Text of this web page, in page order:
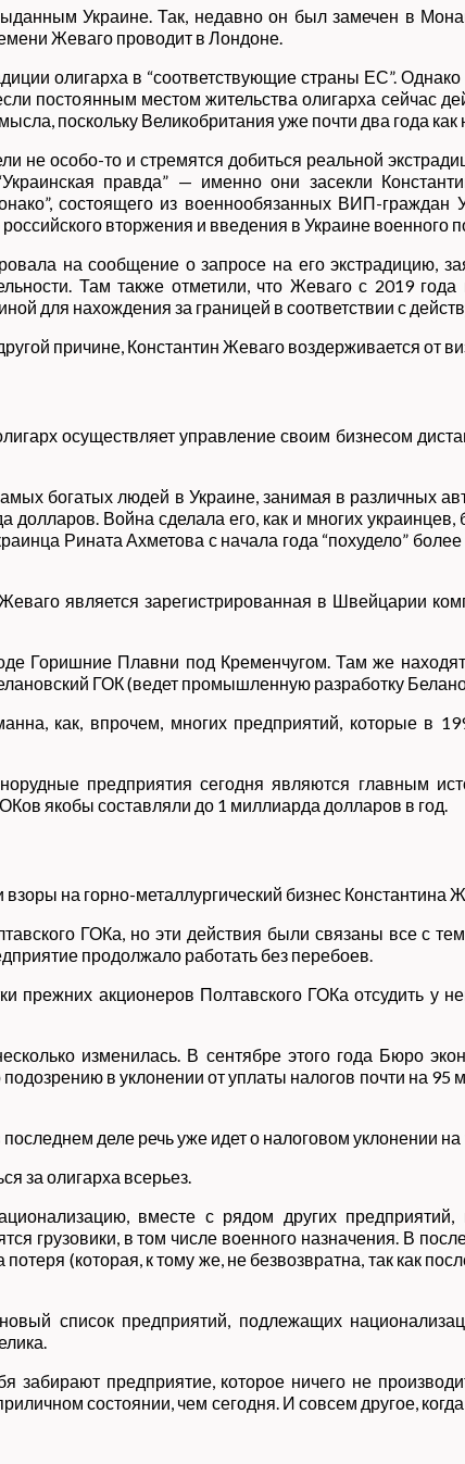
Украине. Так, недавно он был замечен в
Жеваго проводит в Лондоне.
олигарха в “соответствующие страны ЕС”.
постоянным местом жительства олигарха сейчас
поскольку Великобритания уже почти два года
не особо-то и стремятся добиться реальной
правда” — именно они засекли
состоящего из военнообязанных ВИП-
российского вторжения и введения в Украине
на сообщение о запросе на его экстрадицию,
Там также отметили, что Жеваго с 2019
для нахождения за границей в соответствии с
причине, Константин Жеваго воздерживается от
осуществляет управление своим бизнесом
богатых людей в Украине, занимая в различных
Война сделала его, как и многих
Рината Ахметова с начала года “похудело”
является зарегистрированная в Швейцарии
Горишние Плавни под Кременчугом. Там же
ГОК (ведет промышленную разработку
как, впрочем, многих предприятий, которые в
предприятия сегодня являются главным
якобы составляли до 1 миллиарда долларов в год.
на горно-металлургический бизнес Константина
ГОКа, но эти действия были связаны все с
продолжало работать без перебоев.
акционеров Полтавского ГОКа отсудить у
изменилась. В сентябре этого года Бюро
в уклонении от уплаты налогов почти на 95
последнем деле речь уже идет о налоговом уклонении
за олигарха всерьез.
вместе с рядом других предприятий,
грузовики, в том числе военного назначения. В
потеря (которая, к тому же, не безвозвратна, так как
список предприятий, подлежащих
забирают предприятие, которое ничего не
состоянии, чем сегодня. И совсем другое,